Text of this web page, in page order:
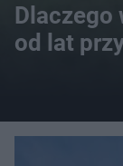
Dlaczego
od lat